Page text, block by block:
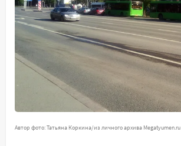
Автор фото: Татьяна Коркина/из личного архива Megatyumen.ru